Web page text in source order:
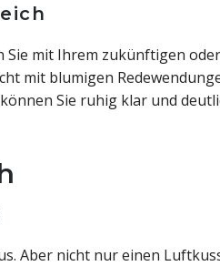
Sie mit Ihrem zukünftigen
mit blumigen
Sie ruhig klar und
Aber nicht nur einen